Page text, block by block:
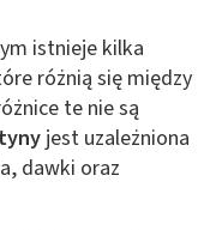
istnieje kilka
różnią się między
te nie są
jest uzależniona
dawki oraz